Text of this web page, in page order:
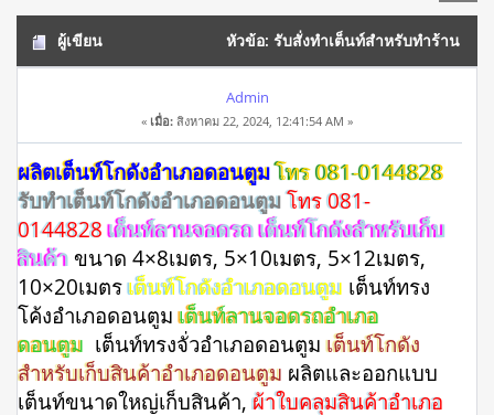
ผู้เขียน หัวข้อ: รับสั่งทำเต็นท์สำหรับทำร้าน
อาหารอำเภอดอนตูม โทร 081-0144828 (อ่าน 10881 ครั้ง)
Admin
« เมื่อ: สิงหาคม 22, 2024, 12:41:54 AM »
ผลิตเต็นท์โกดังอำเภอดอนตูม โทร 081-0144828
รับทำเต็นท์โกดังอำเภอดอนตูมโทร 081-
0144828เต็นท์ลานจอดรถ เต็นท์โกดังสำหรับเก็บ
สินค้า ขนาด 4×8เมตร, 5×10เมตร, 5×12เมตร,
10×20เมตรเต็นท์โกดังอำเภอดอนตูม เต็นท์ทรง
โค้งอำเภอดอนตูม เต็นท์ลานจอดรถอำเภอ
ดอนตูม เต็นท์ทรงจั่วอำเภอดอนตูม เต็นท์โกดัง
สำหรับเก็บสินค้าอำเภอดอนตูม ผลิตและออกแบบ
เต็นท์ขนาดใหญ่เก็บสินค้า, ผ้าใบคลุมสินค้าอำเภอ